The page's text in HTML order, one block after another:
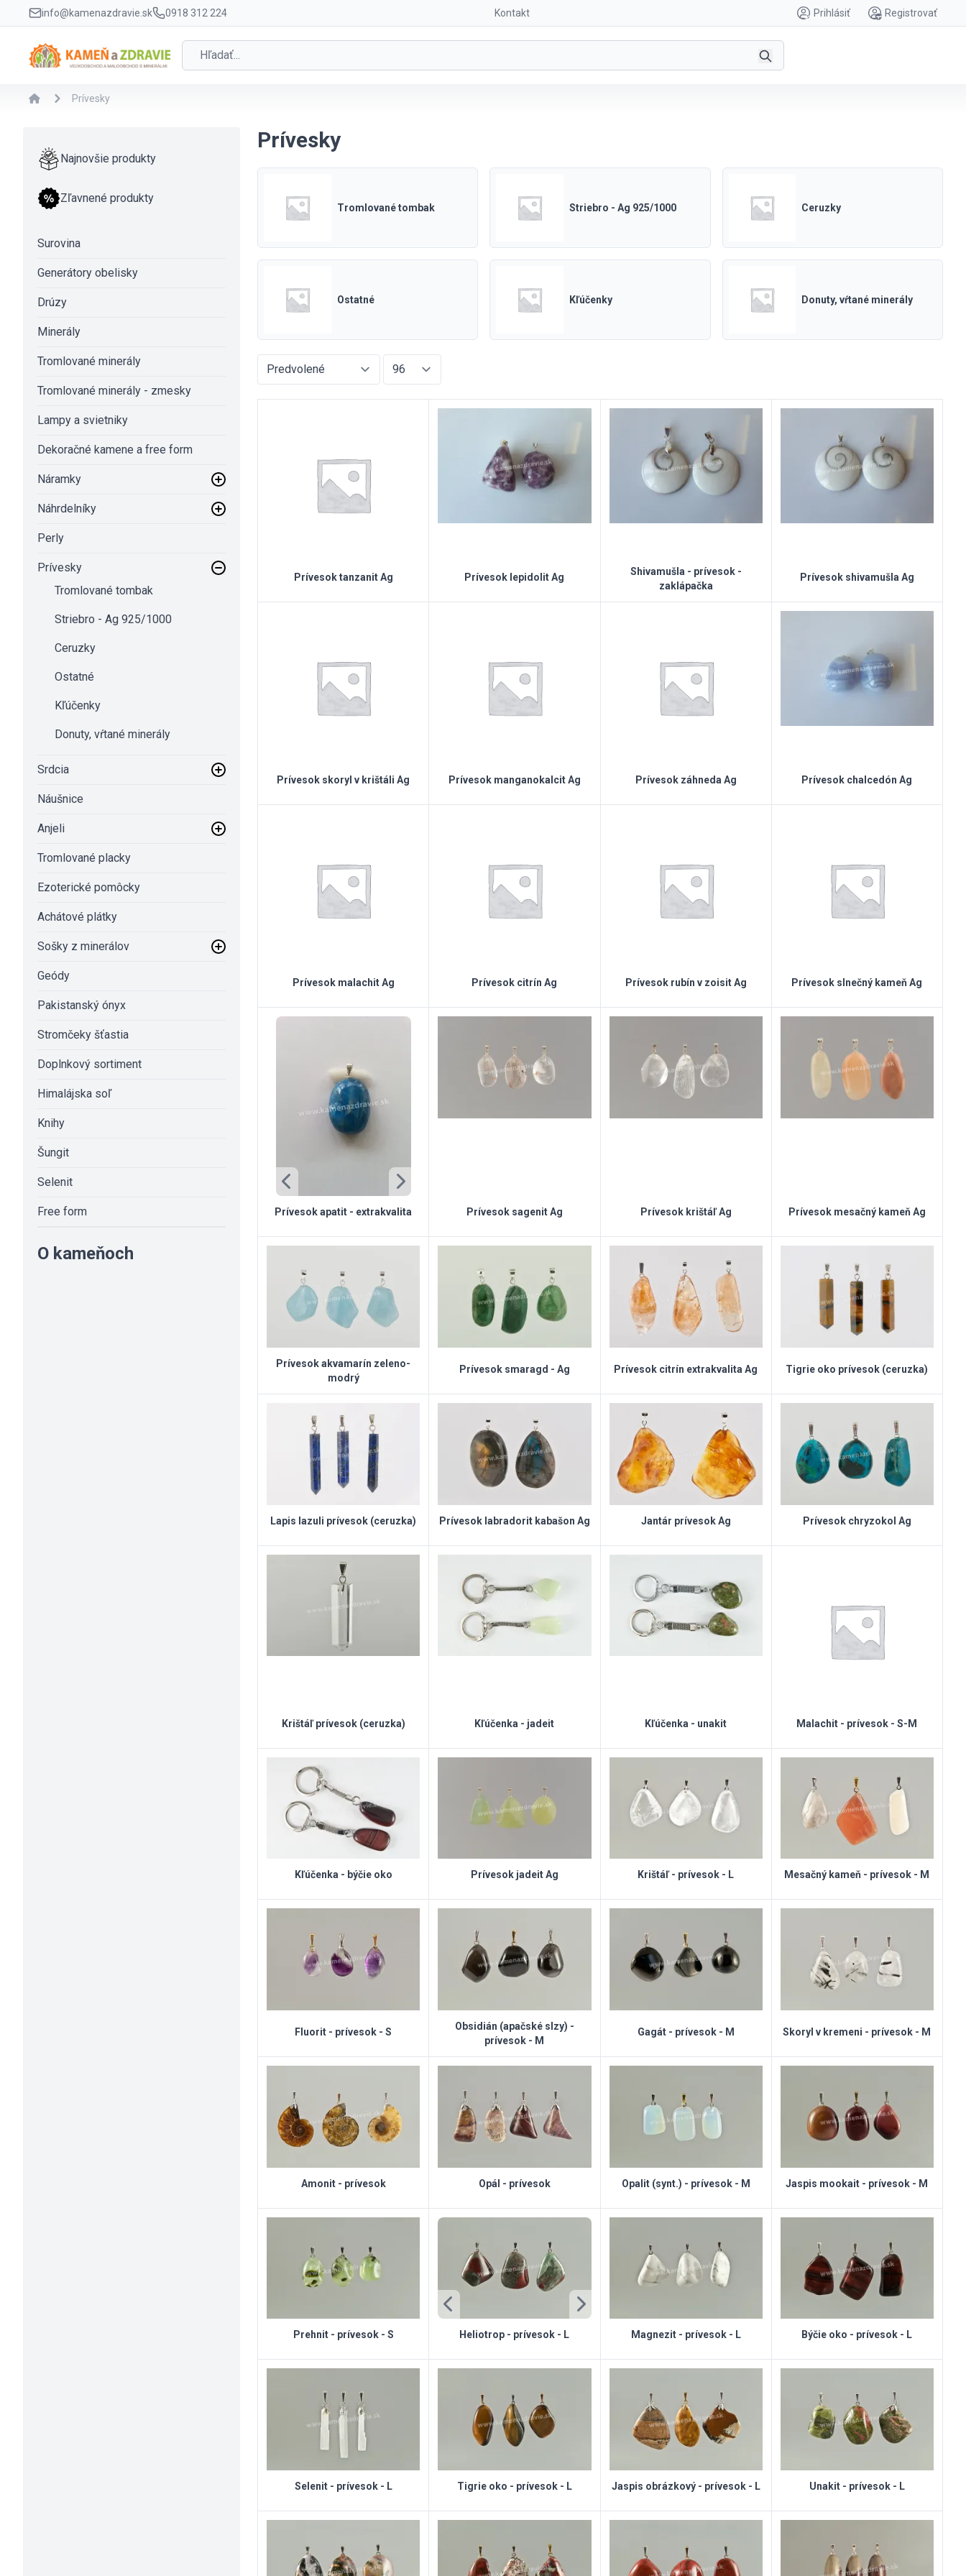
info@kamenazdravie.sk 0918 312 224 Kontakt Prihlásiť Registrovať
Prívesky
Najnovšie produkty
Zľavnené produkty
Surovina
Generátory obelisky
Drúzy
Minerály
Tromlované minerály
Tromlované minerály - zmesky
Lampy a svietniky
Dekoračné kamene a free form
Náramky
Náhrdelníky
Perly
Prívesky
Tromlované tombak
Striebro - Ag 925/1000
Ceruzky
Ostatné
Kľúčenky
Donuty, vŕtané minerály
Srdcia
Náušnice
Anjeli
Tromlované placky
Ezoterické pomôcky
Achátové plátky
Sošky z minerálov
Geódy
Pakistanský ónyx
Stromčeky šťastia
Doplnkový sortiment
Himalájska soľ
Knihy
Šungit
Selenit
Free form
O kameňoch
Prívesky
Tromlované tombak Striebro - Ag 925/1000 Ceruzky
Ostatné Kľúčenky Donuty, vŕtané minerály
Prívesok tanzanit Ag Prívesok lepidolit Ag
Shivamušla - prívesok -
zaklápačka
Prívesok shivamušla Ag
Prívesok skoryl v krištáli Ag Prívesok manganokalcit Ag Prívesok záhneda Ag Prívesok chalcedón Ag
Prívesok malachit Ag Prívesok citrín Ag Prívesok rubín v zoisit Ag Prívesok slnečný kameň Ag
Prívesok apatit - extrakvalita Prívesok sagenit Ag Prívesok krištáľ Ag Prívesok mesačný kameň Ag
Prívesok akvamarín zeleno-
modrý
Prívesok smaragd - Ag Prívesok citrín extrakvalita Ag Tigrie oko prívesok (ceruzka)
Lapis lazuli prívesok (ceruzka) Prívesok labradorit kabašon Ag Jantár prívesok Ag Prívesok chryzokol Ag
Krištáľ prívesok (ceruzka) Kľúčenka - jadeit Kľúčenka - unakit Malachit - prívesok - S-M
Kľúčenka - býčie oko Prívesok jadeit Ag Krištáľ - prívesok - L Mesačný kameň - prívesok - M
Fluorit - prívesok - S
Obsidián (apačské slzy) -
prívesok - M
Gagát - prívesok - M Skoryl v kremeni - prívesok - M
Amonit - prívesok Opál - prívesok Opalit (synt.) - prívesok - M Jaspis mookait - prívesok - M
Prehnit - prívesok - S Heliotrop - prívesok - L Magnezit - prívesok - L Býčie oko - prívesok - L
Selenit - prívesok - L Tigrie oko - prívesok - L Jaspis obrázkový - prívesok - L Unakit - prívesok - L